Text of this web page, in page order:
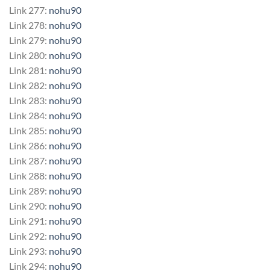
Link 277: nohu90
Link 278: nohu90
Link 279: nohu90
Link 280: nohu90
Link 281: nohu90
Link 282: nohu90
Link 283: nohu90
Link 284: nohu90
Link 285: nohu90
Link 286: nohu90
Link 287: nohu90
Link 288: nohu90
Link 289: nohu90
Link 290: nohu90
Link 291: nohu90
Link 292: nohu90
Link 293: nohu90
Link 294: nohu90